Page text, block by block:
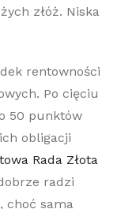
złóż. Niska
rentowności
Po cięciu
50 punktów
obligacji
Rada Złota
radzi
choć sama